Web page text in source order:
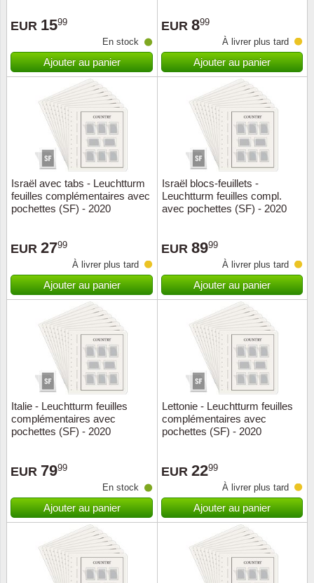
EUR 1599
En stock
Ajouter au panier
EUR 899
À livrer plus tard
Ajouter au panier
Israël avec tabs - Leuchtturm
feuilles complémentaires avec
pochettes (SF) - 2020
EUR 2799
À livrer plus tard
Ajouter au panier
Israël blocs-feuillets -
Leuchtturm feuilles compl.
avec pochettes (SF) - 2020
EUR 8999
À livrer plus tard
Ajouter au panier
Italie - Leuchtturm feuilles
complémentaires avec
pochettes (SF) - 2020
EUR 7999
En stock
Ajouter au panier
Lettonie - Leuchtturm feuilles
complémentaires avec
pochettes (SF) - 2020
EUR 2299
À livrer plus tard
Ajouter au panier
Lots de timbres
Années
Présentation souvenir
Collections annuelles / livres
Vignettes de Noël et feuilles
Matériel numismatique
Pour le nouveau collectionneur
Fournitures de bureau
Jeux de cartes à collectionner
Europa
Films
Guerre
Love
Thém.
Thém.
Asie
Chypre
Newsletter
Politique de confidentialité